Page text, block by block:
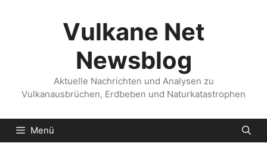
Vulkane Net
Newsblog
Aktuelle Nachrichten und Analysen zu
Vulkanausbrüchen, Erdbeben und Naturkatastrophen
Menü